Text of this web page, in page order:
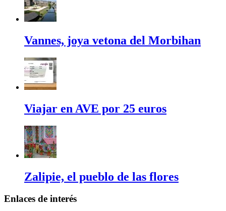
Vannes, joya vetona del Morbihan
Viajar en AVE por 25 euros
Zalipie, el pueblo de las flores
Enlaces de interés